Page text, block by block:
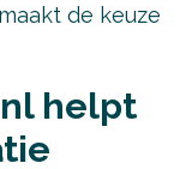
de keuze
helpt